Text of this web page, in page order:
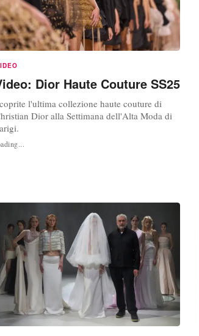
Dior Haute Couture SS25
l'ultima collezione haute couture di
Dior alla Settimana dell'Alta Moda di